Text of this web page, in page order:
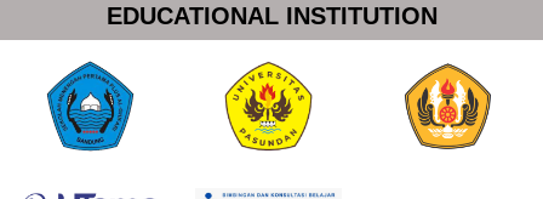
EDUCATIONAL INSTITUTION